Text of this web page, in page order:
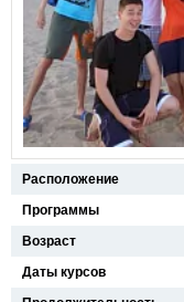
Расположение
Программы
Возраст
Даты курсов